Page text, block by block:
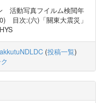
活動写真フイルム検閲年
目次:(六)「關東大震災」
(投稿一覧)